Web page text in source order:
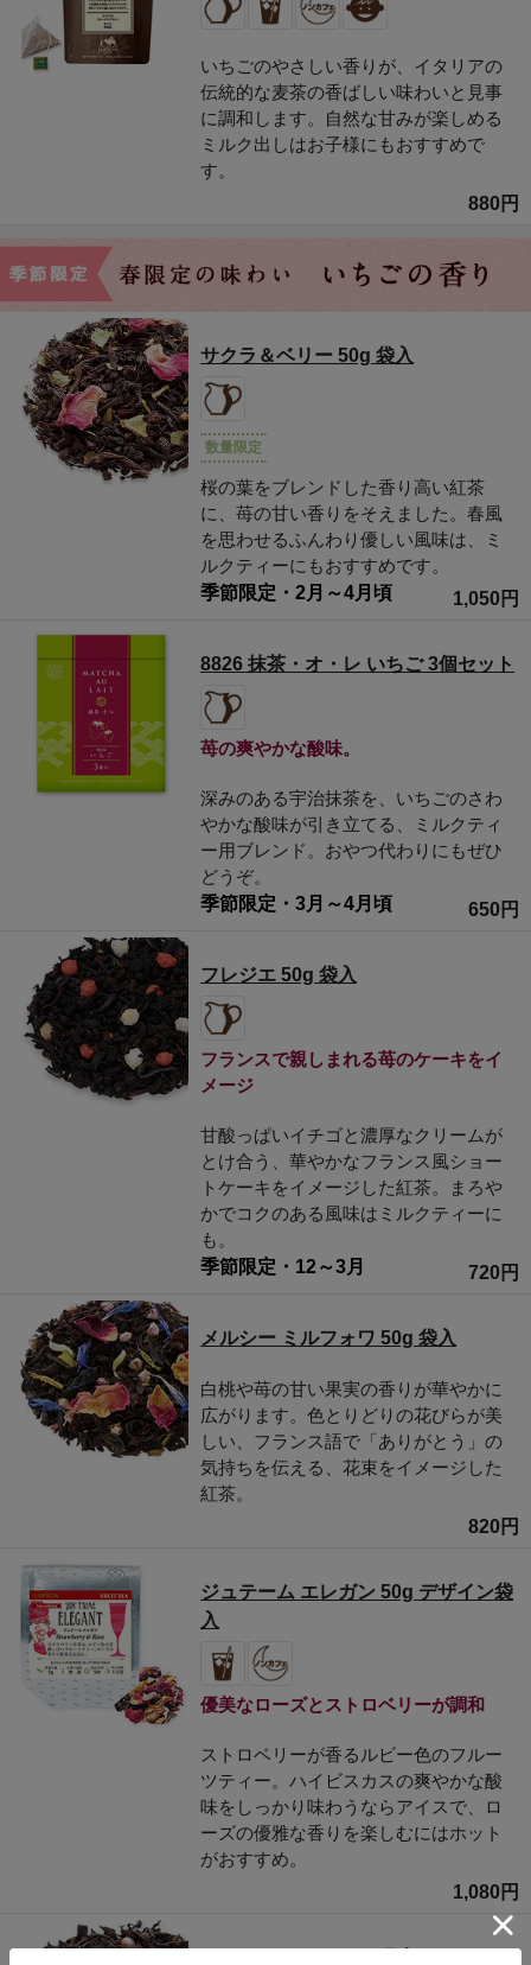
いちごのやさしい香りが、イタリアの
伝統的な麦茶の香ばしい味わいと見事
に調和します。自然な甘みが楽しめる
ミルク出しはお子様にもおすすめで
す。
880円
サクラ＆ベリー 50g 袋入
数量限定
桜の葉をブレンドした香り高い紅茶
に、苺の甘い香りをそえました。春風
を思わせるふんわり優しい風味は、ミ
ルクティーにもおすすめです。
季節限定・2月～4月頃
1,050円
8826 抹茶・オ・レ いちご 3個セット
苺の爽やかな酸味。
深みのある宇治抹茶を、いちごのさわ
やかな酸味が引き立てる、ミルクティ
ー用ブレンド。おやつ代わりにもぜひ
どうぞ。
季節限定・3月～4月頃
650円
フレジエ 50g 袋入
フランスで親しまれる苺のケーキをイ
メージ
甘酸っぱいイチゴと濃厚なクリームが
とけ合う、華やかなフランス風ショー
トケーキをイメージした紅茶。まろや
かでコクのある風味はミルクティーに
も。
季節限定・12～3月
720円
メルシー ミルフォワ 50g 袋入
白桃や苺の甘い果実の香りが華やかに
広がります。色とりどりの花びらが美
しい、フランス語で「ありがとう」の
気持ちを伝える、花束をイメージした
紅茶。
820円
ジュテーム エレガン 50g デザイン袋
入
優美なローズとストロベリーが調和
ストロベリーが香るルビー色のフルー
ツティー。ハイビスカスの爽やかな酸
味をしっかり味わうならアイスで、ロ
ーズの優雅な香りを楽しむにはホット
がおすすめ。
1,080円